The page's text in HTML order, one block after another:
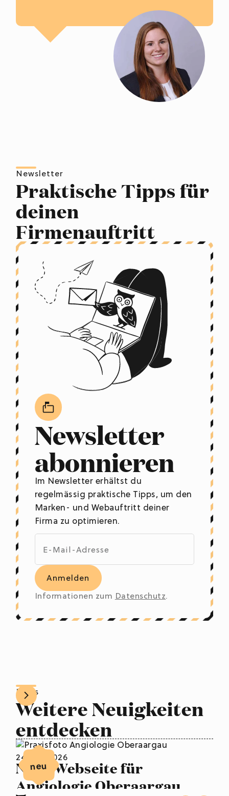
Newsletter
Praktische Tipps für
deinen
Firmenauftritt
Newsletter
abonnieren
Im Newsletter erhältst du
regelmässig praktische Tipps, um den
Marken- und Webauftritt deiner
Firma zu optimieren.
Informationen zum Datenschutz.
News
Weitere Neuigkeiten
entdecken
24. Juli 2026
Neue Webseite für
Angiologie Oberaargau
neu